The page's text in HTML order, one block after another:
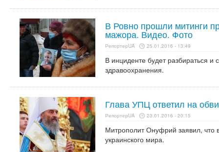
В Ровно прошли митинги
мажора. Видео. Фото
РепортерUA 25.01.2016 - 13:49
В инциденте будет разбираться
здравоохранения.
Глава УПЦ ответил на
РепортерUA 23.01.2016 - 20:15
Митрополит Онуфрий заявил, что
украинского мира.